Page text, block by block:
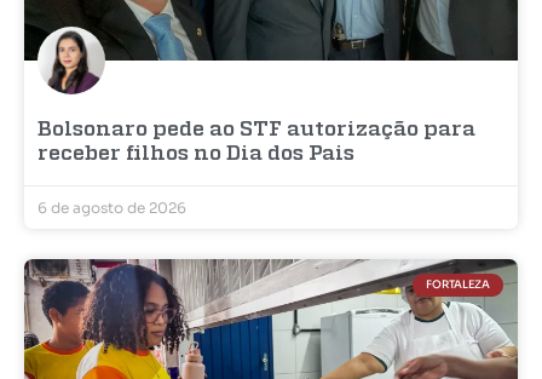
Bolsonaro pede ao STF autorização para
receber filhos no Dia dos Pais
6 de agosto de 2026
FORTALEZA